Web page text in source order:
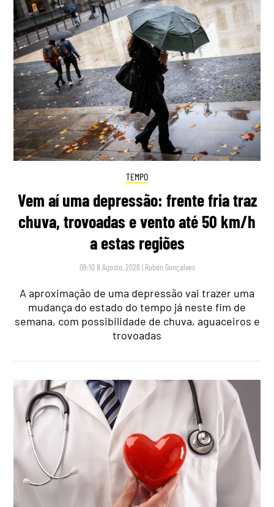
TEMPO
Vem aí uma depressão: frente fria traz
chuva, trovoadas e vento até 50 km/h
a estas regiões
09:10 8 Agosto, 2026 | Rubén Gonçalves
A aproximação de uma depressão vai trazer uma
mudança do estado do tempo já neste fim de
semana, com possibilidade de chuva, aguaceiros e
trovoadas